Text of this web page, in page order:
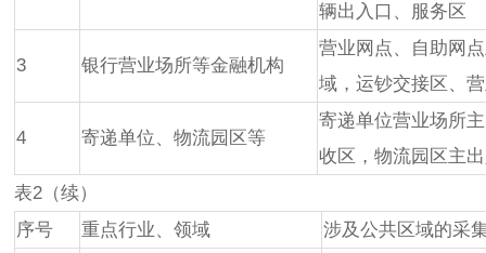
辆出入口、服务区
3 银行营业场所等金融机构
营业网点、自助网
域，运钞交接区、
4 寄递单位、物流园区等
寄递单位营业场所
收区，物流园区主
表2（续）
序号
重点行业、领域 涉及公共区域的采